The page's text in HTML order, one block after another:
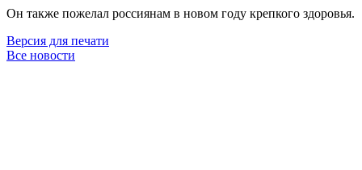
Он также пожелал россиянам в новом году крепкого здоровья.
Версия для печати
Все новости